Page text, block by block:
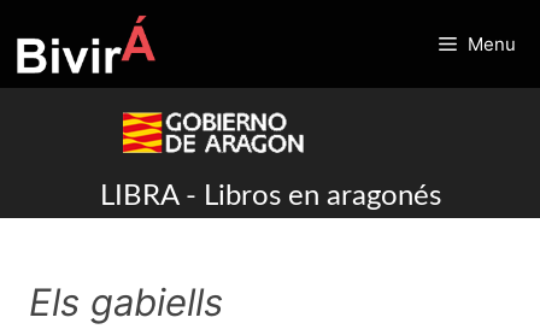
to
content
Menu
LIBRA - Libros en aragonés
Els gabiells